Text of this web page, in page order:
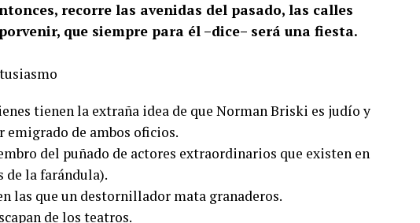
recorre las avenidas del pasado, las calles
que siempre para él –dice– será una fiesta.
tienen la extraña idea de que Norman Briski es judío y
emigrado de ambos oficios.
del puñado de actores extraordinarios que existen en
de la farándula).
las que un destornillador mata granaderos.
de los teatros.